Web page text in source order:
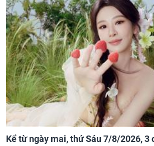
Kể từ ngày mai, thứ Sáu 7/8/2026, 3